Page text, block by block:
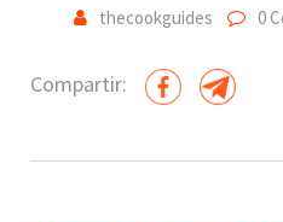
thecookguides 0
Compartir: